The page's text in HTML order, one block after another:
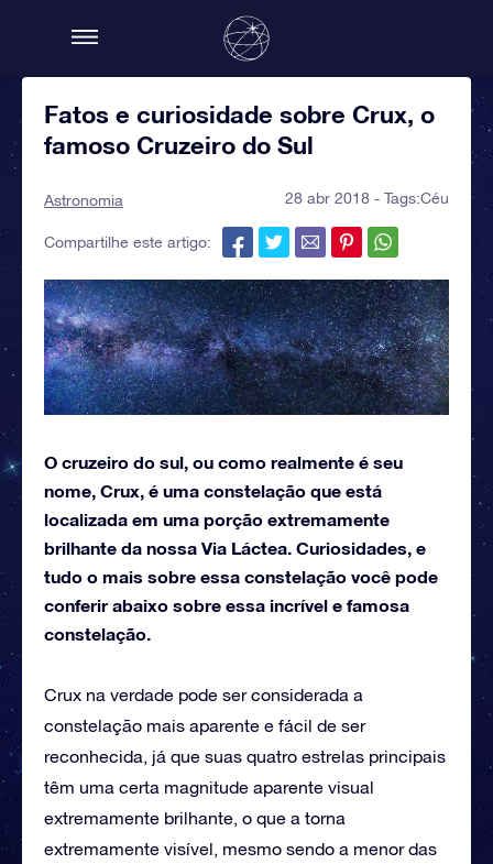
Fatos e curiosidade sobre Crux, o
famoso Cruzeiro do Sul
Astronomia 28 abr 2018 - Tags:Céu
Compartilhe este artigo:
O cruzeiro do sul, ou como realmente é seu
nome, Crux, é uma constelação que está
localizada em uma porção extremamente
brilhante da nossa Via Láctea. Curiosidades, e
tudo o mais sobre essa constelação você pode
conferir abaixo sobre essa incrível e famosa
constelação.
Crux na verdade pode ser considerada a
constelação mais aparente e fácil de ser
reconhecida, já que suas quatro estrelas principais
têm uma certa magnitude aparente visual
extremamente brilhante, o que a torna
extremamente visível, mesmo sendo a menor das